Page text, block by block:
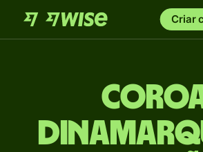
Criar